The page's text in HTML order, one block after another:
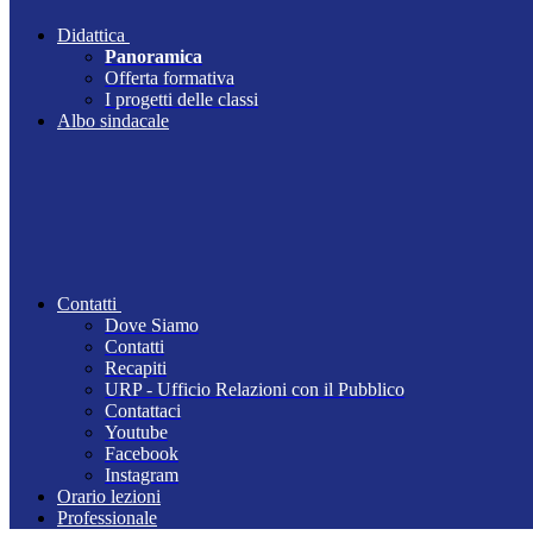
Didattica
Panoramica
Offerta formativa
I progetti delle classi
Albo sindacale
Contatti
Dove Siamo
Contatti
Recapiti
URP - Ufficio Relazioni con il Pubblico
Contattaci
Youtube
Facebook
Instagram
Orario lezioni
Professionale